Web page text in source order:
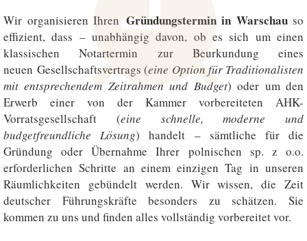
Wir organisieren Ihren Gründungstermin in Warschauso
effizient, dass – unabhängig davon, ob es sich um einen
klassischen Notartermin zur Beurkundung eines
neuen Gesellschaftsvertrags (eine Option für Traditionalisten
mit entsprechendem Zeitrahmen und Budget) oder um den
Erwerb einer von der Kammer vorbereiteten AHK-
Vorratsgesellschaft (eine schnelle, moderne und
budgetfreundliche Lösung) handelt – sämtliche für die
Gründung oder Übernahme Ihrer polnischen sp. z o.o.
erforderlichen Schritte an einem einzigen Tag in unseren
Räumlichkeiten gebündelt werden. Wir wissen, die Zeit
deutscher Führungskräfte besonders zu schätzen. Sie
kommen zu uns und finden alles vollständig vorbereitet vor.